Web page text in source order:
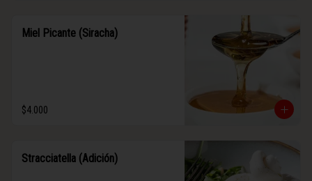
Miel Picante (Siracha)
$4.000
Stracciatella (Adición)